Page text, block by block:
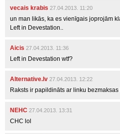
vecais krabis 27.04.2013. 11:20
un man likās, ka es vienīgais joprojām
Left in Devestation..
Aicis 27.04.2013. 11:36
Left in Devestation wtf?
Alternative.lv 27.04.2013. 12:22
Raksts ir papildināts ar linku
NEHC 27.04.2013. 13:31
CHC lol